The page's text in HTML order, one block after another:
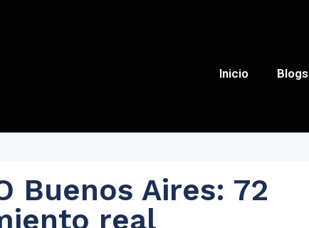
Inicio Blogs
Buenos Aires: 72
real